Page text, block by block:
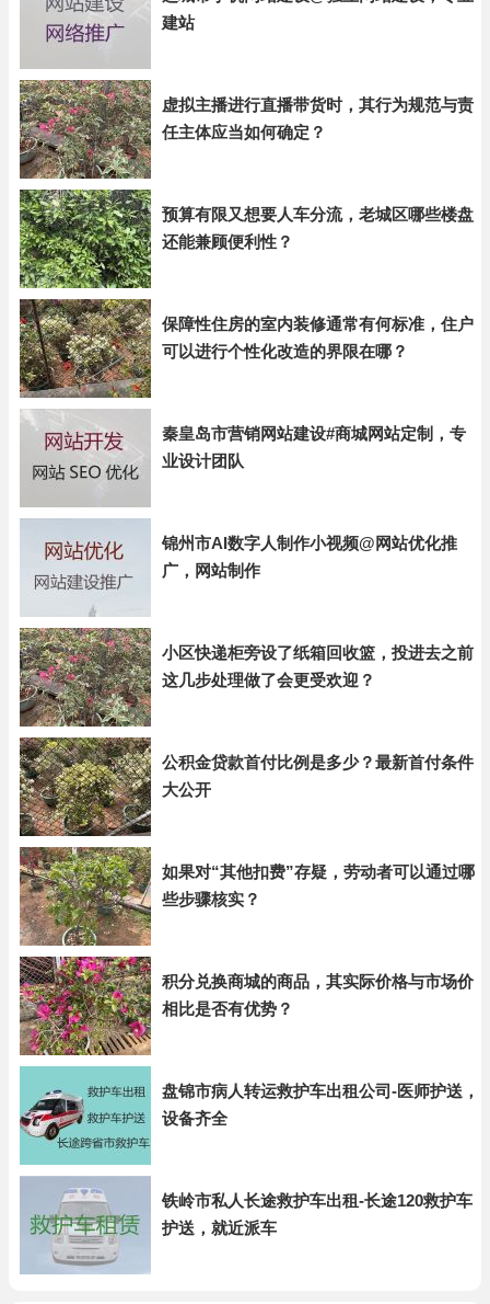
建站
虚拟主播进行直播带货时，其行为规范与责
任主体应当如何确定？
预算有限又想要人车分流，老城区哪些楼盘
还能兼顾便利性？
保障性住房的室内装修通常有何标准，住户
可以进行个性化改造的界限在哪？
秦皇岛市营销网站建设#商城网站定制，专
业设计团队
锦州市AI数字人制作小视频@网站优化推
广，网站制作
小区快递柜旁设了纸箱回收篮，投进去之前
这几步处理做了会更受欢迎？
公积金贷款首付比例是多少？最新首付条件
大公开
如果对“其他扣费”存疑，劳动者可以通过哪
些步骤核实？
积分兑换商城的商品，其实际价格与市场价
相比是否有优势？
盘锦市病人转运救护车出租公司-医师护送，
设备齐全
铁岭市私人长途救护车出租-长途120救护车
护送，就近派车